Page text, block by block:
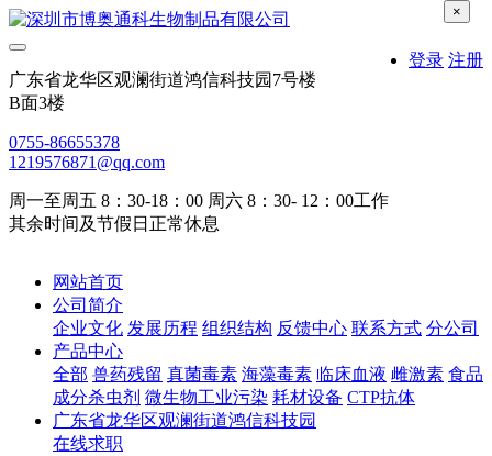
登录 注册
广东省龙华区观澜街道鸿信科技园7号楼
B面3楼
0755-86655378
1219576871@qq.com
周一至周五 8：30-18：00 周六 8：30- 12：00工作
其余时间及节假日正常休息
网站首页
公司简介
企业文化 发展历程 组织结构 反馈中心 联系方式 分公司
产品中心
全部 兽药残留 真菌毒素 海藻毒素 临床血液 雌激素 食品
成分杀虫剂 微生物工业污染 耗材设备 CTP抗体
广东省龙华区观澜街道鸿信科技园
在线求职
×